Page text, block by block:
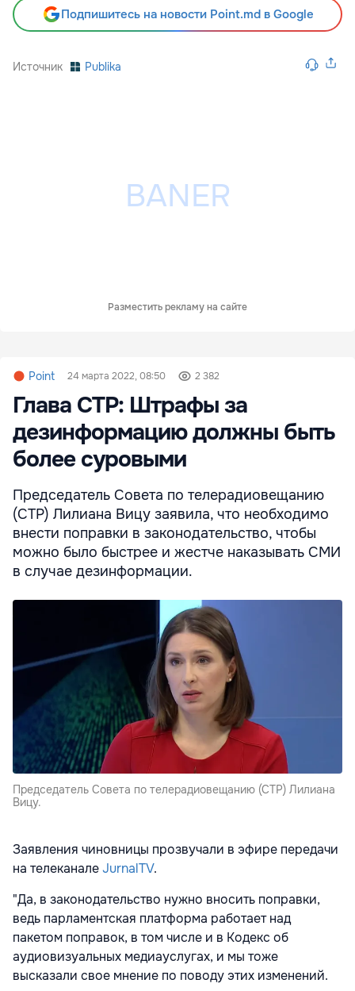
Подпишитесь на новости Point.md в Google
Источник Publika
Разместить рекламу на сайте
Point 24 марта 2022, 08:50 2 382
Глава СТР: Штрафы за
дезинформацию должны быть
более суровыми
Председатель Совета по телерадиовещанию
(СТР) Лилиана Вицу заявила, что необходимо
внести поправки в законодательство, чтобы
можно было быстрее и жестче наказывать СМИ
в случае дезинформации.
Председатель Совета по телерадиовещанию (СТР) Лилиана
Вицу.
Заявления чиновницы прозвучали в эфире передачи
на телеканалеJurnalTV.
"Да, в законодательство нужно вносить поправки,
ведь парламентская платформа работает над
пакетом поправок, в том числе и в Кодекс об
аудиовизуальных медиауслугах, и мы тоже
высказали свое мнение по поводу этих изменений.